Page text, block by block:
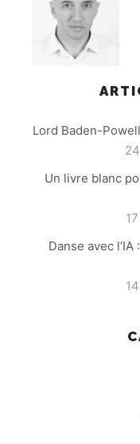
Lord Baden-
Un livre blanc
Danse avec